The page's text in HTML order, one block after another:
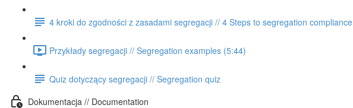
4 kroki do zgodności z zasadami segregacji // 4 Steps to segregation compliance
Przykłady segregacji // Segregation examples (5:44)
Quiz dotyczący segregacji // Segregation quiz
Dokumentacja // Documentation